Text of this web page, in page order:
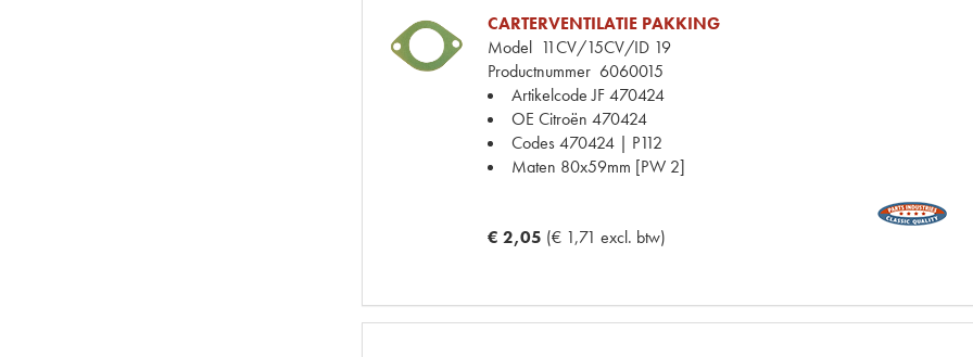
CARTERVENTILATIE PAKKING
Model 11CV/15CV/ID 19
Productnummer 6060015
Artikelcode JF470424
OE Citroën 470424
Codes470424 | P112
Maten 80x59mm [PW 2]
€ 2,05 (€ 1,71 excl. btw)